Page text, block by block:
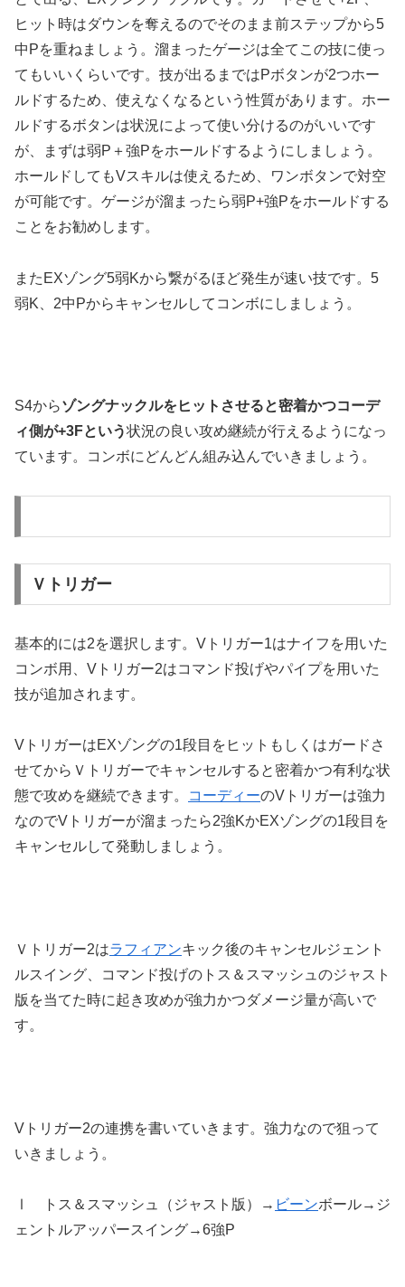
ヒット時はダウンを奪えるのでそのまま前ステップから5
中Pを重ねましょう。溜まったゲージは全てこの技に使っ
てもいいくらいです。技が出るまではPボタンが2つホー
ルドするため、使えなくなるという性質があります。ホー
ルドするボタンは状況によって使い分けるのがいいです
が、まずは弱P＋強Pをホールドするようにしましょう。
ホールドしてもVスキルは使えるため、ワンボタンで対空
が可能です。ゲージが溜まったら弱P+強Pをホールドする
ことをお勧めします。
またEXゾング5弱Kから繋がるほど発生が速い技です。5
弱K、2中Pからキャンセルしてコンボにしましょう。
S4からゾングナックルをヒットさせると密着かつコーデ
ィ側が+3Fという状況の良い攻め継続が行えるようになっ
ています。コンボにどんどん組み込んでいきましょう。
Ｖトリガー
基本的には2を選択します。Vトリガー1はナイフを用いた
コンボ用、Vトリガー2はコマンド投げやパイプを用いた
技が追加されます。
VトリガーはEXゾングの1段目をヒットもしくはガードさ
せてからＶトリガーでキャンセルすると密着かつ有利な状
態で攻めを継続できます。
コーディーのVトリガーは強力
なのでVトリガーが溜まったら2強KかEXゾングの1段目を
キャンセルして発動しましょう。
Ｖトリガー2はラフィアンキック後のキャンセルジェント
ルスイング、コマンド投げのトス＆スマッシュのジャスト
版を当てた時に起き攻めが強力かつダメージ量が高いで
す。
Vトリガー2の連携を書いていきます。強力なので狙って
いきましょう。
Ⅰ トス＆スマッシュ（ジャスト版）→ ビーンボール→ジ
ェントルアッパースイング→6強P